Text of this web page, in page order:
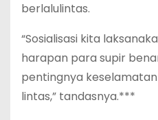
berlalulintas.
“Sosialisasi kita
harapan para supir
pentingnya
lintas,” tandasnya.***